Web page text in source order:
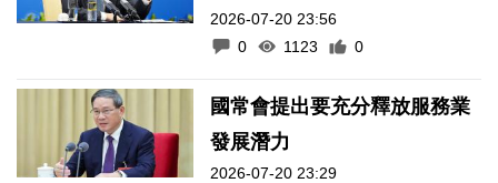
2026-07-20 23:56
0
1123 0
國常會提出要充分釋放服務業
發展潛力
2026-07-20 23:29